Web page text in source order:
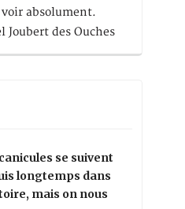
absolument.
Joubert des Ouches
se suivent
longtemps dans
mais on nous